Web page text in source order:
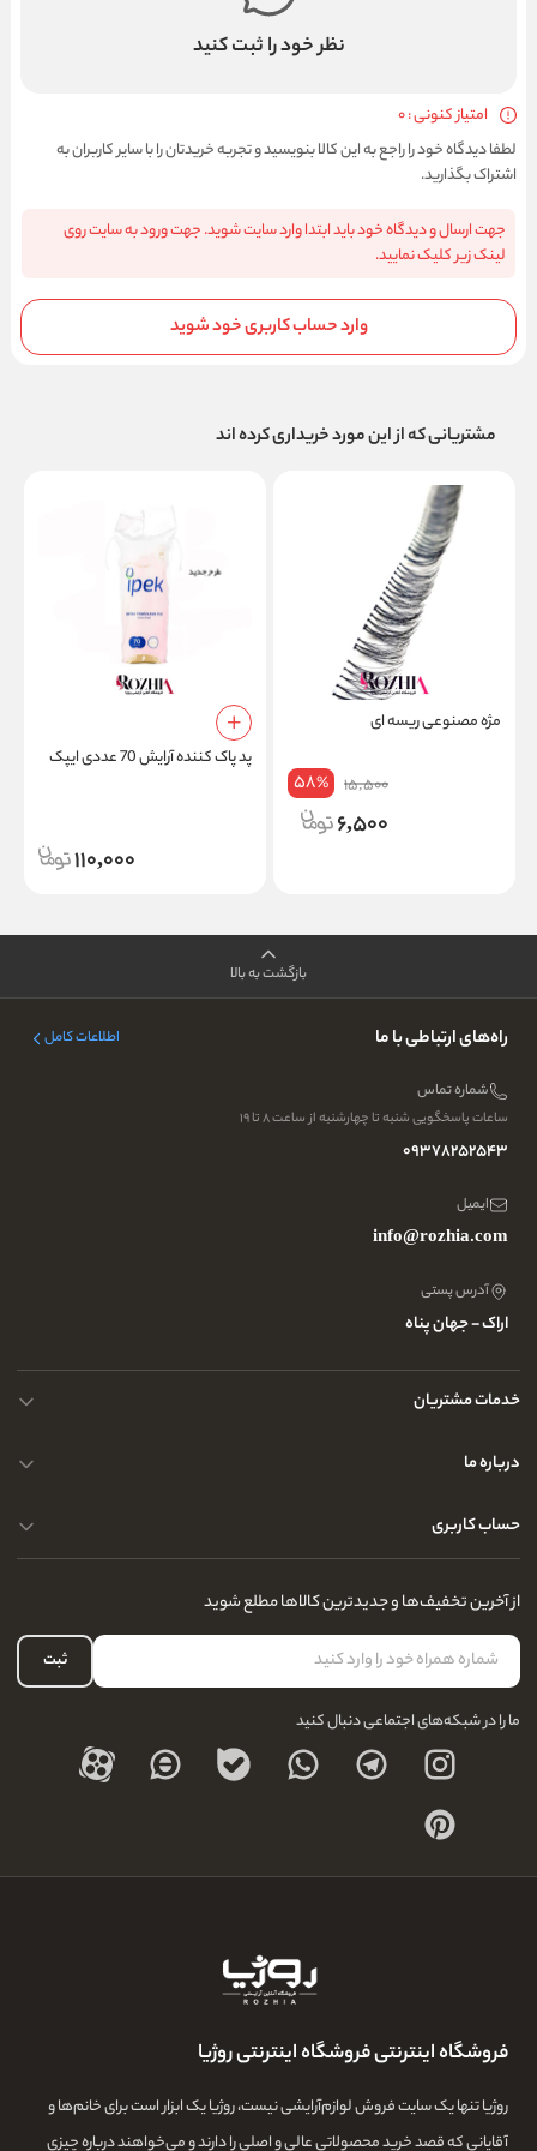
نظر خود را ثبت کنید
امتیاز کنونی : 0
لطفا دیدگاه خود را راجع به این کالا بنویسید و تجربه خریدتان را با سایر کاربران به
اشتراک بگذارید.
جهت ارسال و دیدگاه خود باید ابتدا وارد سایت شوید. جهت ورود به سایت روی
لینک زیر کلیک نمایید.
وارد حساب کاربری خود شوید
مشتریانی که از این مورد خریداری کرده اند
مژه مصنوعی ریسه ای
15,500
58%
6,500
پد پاک کننده آرایش 70 عددی ایپک
110,000
بازگشت به بالا
راه‌های ارتباطی با ما اطلاعات کامل
شماره تماس
ساعات پاسخگویی شنبه تا چهارشنبه از ساعت ۸ تا ۱۹
09378252543
ایمیل
info@rozhia.com
آدرس پستی
اراک - جهان پناه
خدمات مشتریان
حریم خصوصی کاربران
تماس با ما
درباره ما
سوالات متداول
آدرس فروشگاه
نحوه ارسال کالا
نحوه بازگشت کالا
درباره ما
حساب کاربری
لیست علاقه‌مندی
حساب کاربری
از آخرین تخفیف‌ها و جدیدترین کالاها مطلع شوید
ثبت
ما را در شبکه‌های اجتماعی دنبال کنید
فروشگاه اینترنتی فروشگاه اینترنتی روژیا
روژیا تنها یک سایت فروش لوازم‌آرایشی نیست، روژیا یک ابزار است برای خانم‌ها و
آقایانی که قصد خرید محصولاتی عالی و اصلی را دارند و می‌خواهند درباره چیزی